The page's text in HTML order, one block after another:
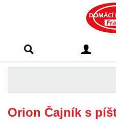
Franta -
Orion Čajník s